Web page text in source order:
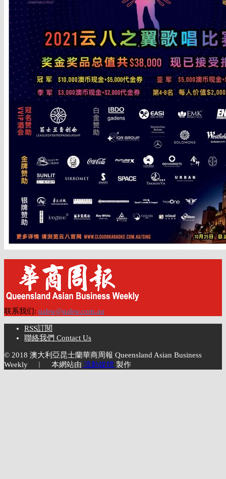
联系我们: qabw@qabw.com.au
RSS訂閱
聯絡我們 Contact Us
© 2018 澳大利亞昆士蘭華商周報 Queensland Asian Business
Weekly ︱ 本網站由 流動媒體 製作